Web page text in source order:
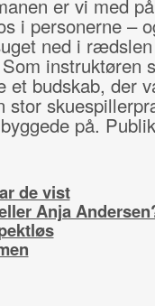
er vi med
i personerne –
ned i
instruktøren
et budskab, der
stor
på.
de vist
Anja